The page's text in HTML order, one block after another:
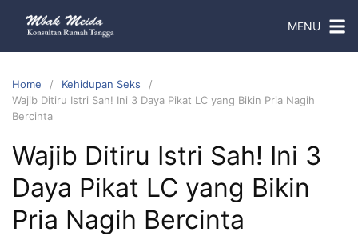
MENU
Home
Kehidupan Seks
Wajib Ditiru Istri Sah! Ini 3 Daya Pikat LC yang Bikin Pria Nagih
Bercinta
Wajib Ditiru Istri Sah! Ini 3
Daya Pikat LC yang Bikin
Pria Nagih Bercinta